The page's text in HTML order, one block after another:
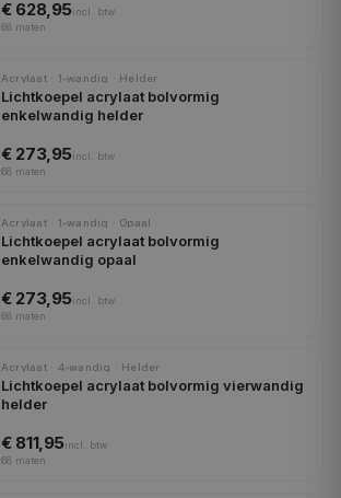
€ 628,95incl.
btw
68 maten
Acrylaat · 1-wandig · Helder
Lichtkoepel acrylaat bolvormig
enkelwandig helder
€ 273,95incl.
btw
68 maten
Acrylaat · 1-wandig · Opaal
Lichtkoepel acrylaat bolvormig
enkelwandig opaal
€ 273,95incl.
btw
68 maten
Acrylaat · 4-wandig · Helder
Lichtkoepel acrylaat bolvormig vierwandig
helder
€ 811,95incl.
btw
68 maten